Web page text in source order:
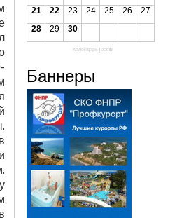
21
22 23 24 25 26
27
28
29 30
Календарь Joomla
Баннеры